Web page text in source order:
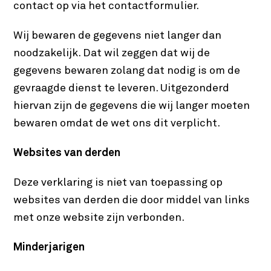
contact op via het contactformulier.
Wij bewaren de gegevens niet langer dan
noodzakelijk. Dat wil zeggen dat wij de
gegevens bewaren zolang dat nodig is om de
gevraagde dienst te leveren. Uitgezonderd
hiervan zijn de gegevens die wij langer moeten
bewaren omdat de wet ons dit verplicht.
Websites van derden
Deze verklaring is niet van toepassing op
websites van derden die door middel van links
met onze website zijn verbonden.
Minderjarigen